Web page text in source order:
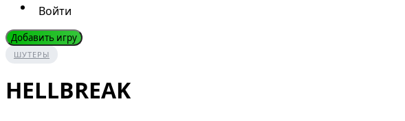
Войти
Добавить игру
ШУТЕРЫ
HELLBREAK